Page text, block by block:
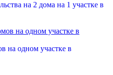
на 2 дома на 1 участке в
на одном участке в